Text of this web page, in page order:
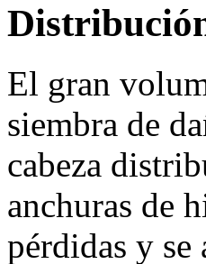
El gran
siembra de
cabeza
anchuras de
pérdidas y se